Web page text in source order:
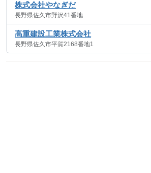
株式会社やなぎだ
長野県佐久市野沢41番地
高重建設工業株式会社
長野県佐久市平賀2168番地1